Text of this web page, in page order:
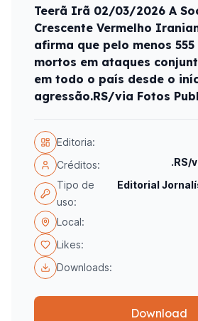
Teerã Irã 02/03/2026 A
Crescente Vermelho
afirma que pelo menos
mortos em ataques
em todo o país desde o
agressão.RS/via Fotos
Editoria:
Créditos:
.RS/
Tipo de
uso:
Editorial
Local:
Likes:
Downloads:
Download